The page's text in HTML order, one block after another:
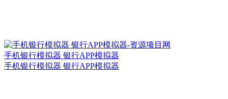
手机银行模拟器 银行APP模拟器
手机银行模拟器 银行APP模拟器